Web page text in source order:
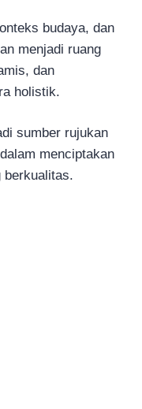
budaya, dan
menjadi ruang
dan
holistik.
sumber rujukan
menciptakan
berkualitas.